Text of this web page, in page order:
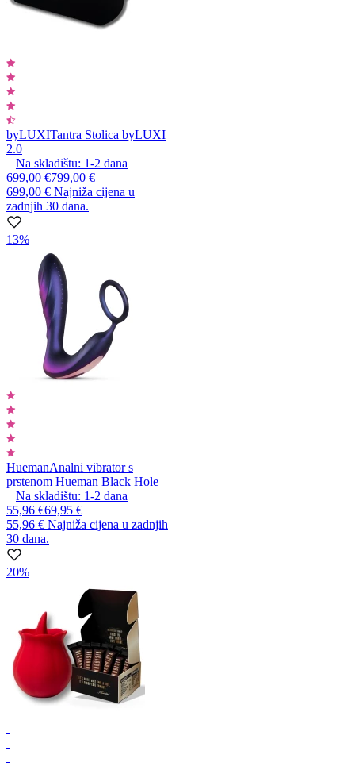
byLUXITantra Stolica byLUXI
2.0
Na skladištu: 1-2 dana
699,00 €799,00 €
699,00 € Najniža cijena u
zadnjih 30 dana.
13%
HuemanAnalni vibrator s
prstenom Hueman Black Hole
Na skladištu: 1-2 dana
55,96 €69,95 €
55,96 € Najniža cijena u zadnjih
30 dana.
20%